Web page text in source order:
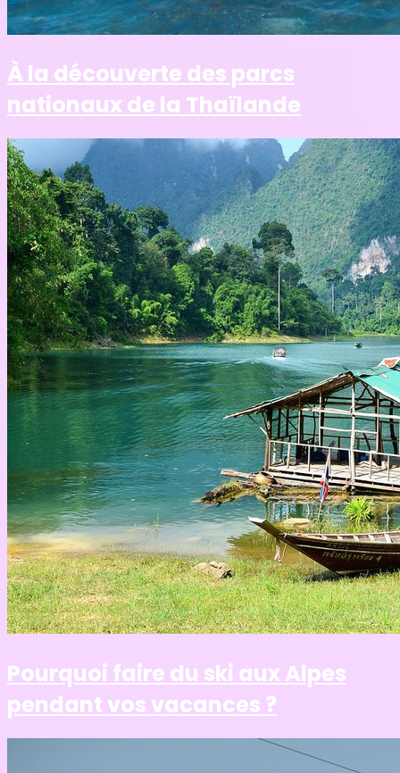
À la découverte des parcs
nationaux de la Thaïlande
Pourquoi faire du ski aux Alpes
pendant vos vacances ?